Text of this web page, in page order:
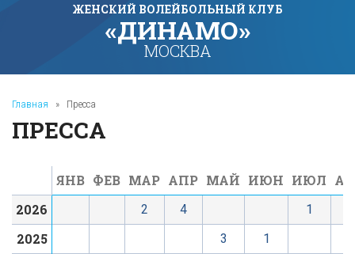
ЖЕНСКИЙ ВОЛЕЙБОЛЬНЫЙ КЛУБ
«ДИНАМО»
МОСКВА
Главная » Пресса
ПРЕССА
ЯНВ ФЕВ МАР АПР МАЙ ИЮН ИЮЛ
2026
2 4 1
2025 3 1